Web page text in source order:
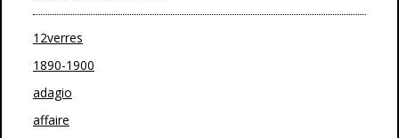
12verres
1890-1900
adagio
affaire